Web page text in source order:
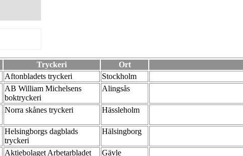
Tryckeri Ort
Aftonbladets tryckeri Stockholm
AB William Michelsens
boktryckeri
Alingsås
Norra skånes tryckeri Hässleholm
Helsingborgs dagblads
tryckeri
Hälsingborg
Aktiebolaget Arbetarbladet Gävle